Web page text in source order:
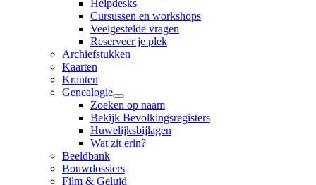
Helpdesks
Cursussen en workshops
Veelgestelde vragen
Reserveer je plek
Archiefstukken
Kaarten
Kranten
Genealogie
Zoeken op naam
Bekijk Bevolkingsregisters
Huwelijksbijlagen
Wat zit erin?
Beeldbank
Bouwdossiers
Film & Geluid